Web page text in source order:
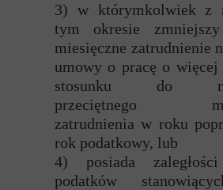
3) w którymkolwiek z
tym okresie zmniejszy
miesięczne zatrudnienie
umowy o pracę o
stosunku do
przeciętnego
zatrudnienia w roku
rok podatkowy, lub
4) posiada
podatków